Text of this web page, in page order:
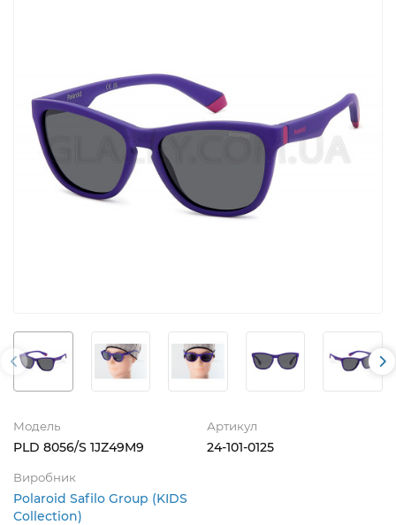
Модель
PLD 8056/S 1JZ49M9
Артикул
24-101-0125
Виробник
Polaroid Safilo Group (KIDS
Collection)